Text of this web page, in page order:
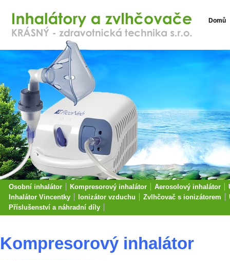
Domů
Osobní inhalátor Kompresorový inhalátor Aerosolový inhalátor
Inhalátor Vincentky
Ionizátor vzduchu Zvlhčovač s ionizátorem
Příslušenství a náhradní díly
Kompresorový inhalátor